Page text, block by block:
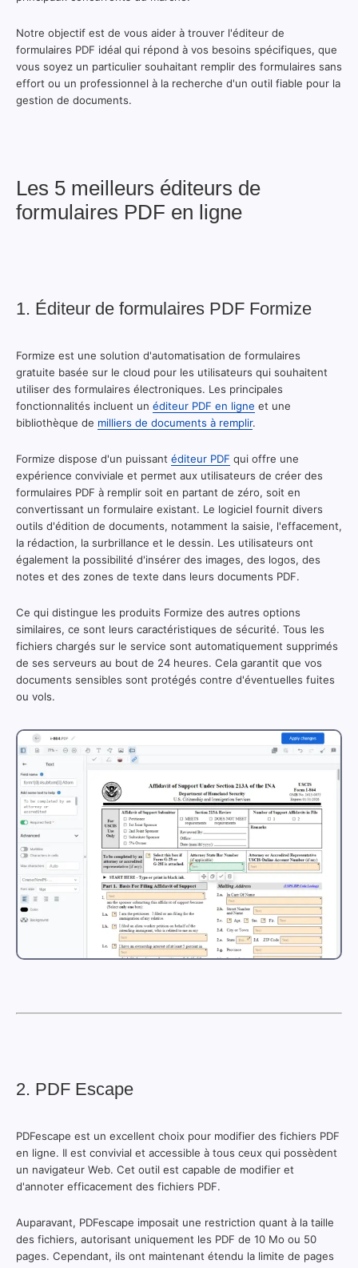
Notre objectif est de vous aider à trouver l'éditeur de
formulaires PDF idéal qui répond à vos besoins spécifiques, que
vous soyez un particulier souhaitant remplir des formulaires sans
effort ou un professionnel à la recherche d'un outil fiable pour la
gestion de documents.
Les 5 meilleurs éditeurs de
formulaires PDF en ligne
1. Éditeur de formulaires PDF Formize
Formize est une solution d'automatisation de formulaires
gratuite basée sur le cloud pour les utilisateurs qui souhaitent
utiliser des formulaires électroniques. Les principales
fonctionnalités incluent un éditeur PDF en ligne et une
bibliothèque de milliers de documents à remplir.
Formize dispose d'un puissant éditeur PDF qui offre une
expérience conviviale et permet aux utilisateurs de créer des
formulaires PDF à remplir soit en partant de zéro, soit en
convertissant un formulaire existant. Le logiciel fournit divers
outils d'édition de documents, notamment la saisie, l'effacement,
la rédaction, la surbrillance et le dessin. Les utilisateurs ont
également la possibilité d'insérer des images, des logos, des
notes et des zones de texte dans leurs documents PDF.
Ce qui distingue les produits Formize des autres options
similaires, ce sont leurs caractéristiques de sécurité. Tous les
fichiers chargés sur le service sont automatiquement supprimés
de ses serveurs au bout de 24 heures. Cela garantit que vos
documents sensibles sont protégés contre d'éventuelles fuites
ou vols.
2. PDF Escape
PDFescape est un excellent choix pour modifier des fichiers PDF
en ligne. Il est convivial et accessible à tous ceux qui possèdent
un navigateur Web. Cet outil est capable de modifier et
d'annoter efficacement des fichiers PDF.
Auparavant, PDFescape imposait une restriction quant à la taille
des fichiers, autorisant uniquement les PDF de 10 Mo ou 50
pages. Cependant, ils ont maintenant étendu la limite de pages